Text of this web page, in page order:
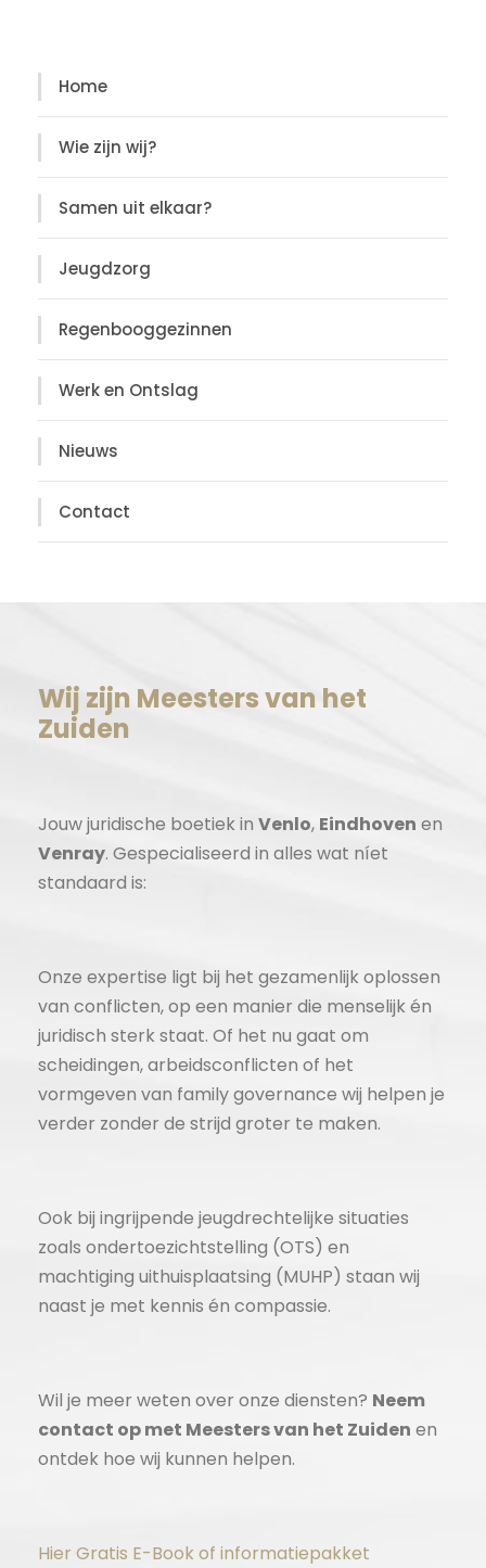
Home
Wie zijn wij?
Samen uit elkaar?
Jeugdzorg
Regenbooggezinnen
Werk en Ontslag
Nieuws
Contact
Wij zijn Meesters van het
Zuiden
Jouw juridische boetiek in Venlo, Eindhoven en
Venray. Gespecialiseerd in alles wat níet
standaard is:
Onze expertise ligt bij het gezamenlijk oplossen
van conflicten, op een manier die menselijk én
juridisch sterk staat. Of het nu gaat om
scheidingen, arbeidsconflicten of het
vormgeven van family governance wij helpen je
verder zonder de strijd groter te maken.
Ook bij ingrijpende jeugdrechtelijke situaties
zoals ondertoezichtstelling (OTS) en
machtiging uithuisplaatsing (MUHP) staan wij
naast je met kennis én compassie.
Wil je meer weten over onze diensten? Neem
contact op met Meesters van het Zuiden en
ontdek hoe wij kunnen helpen.
Hier Gratis E-Book of informatiepakket